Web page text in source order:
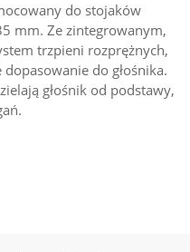
do stojaków
mm. Ze zintegrowanym,
trzpieni rozprężnych,
do głośnika.
głośnik od podstawy,